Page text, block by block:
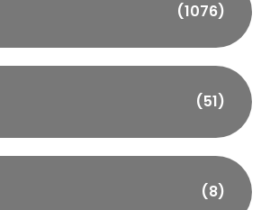
(1076)
(51)
(8)